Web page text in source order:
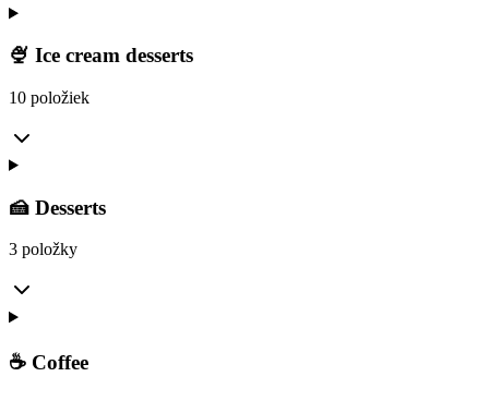
🍨 Ice cream desserts
10 položiek
🍰 Desserts
3 položky
☕ Coffee